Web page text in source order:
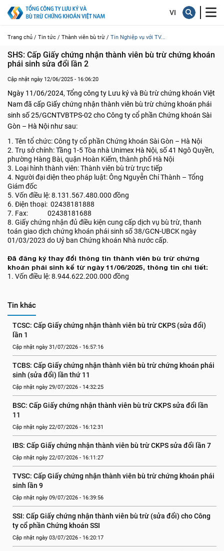
Trang chủ / Tin tức / Thành viên bù trừ / Tin Nghiệp vụ với TV...
SHS: Cấp Giấy chứng nhận thành viên bù trừ chứng khoán
phái sinh sửa đổi lần 2
Cập nhật ngày 12/06/2025 - 16:06:20
Ngày 11/06/2024, Tổng công ty Lưu ký và Bù trừ chứng khoán Việt
Nam đã cấp Giấy chứng nhận thành viên bù trừ chứng khoán phái
sinh số 25/GCNTVBTPS-02 cho Công ty cổ phần Chứng khoán Sài
Gòn – Hà Nội như sau:
1. Tên tổ chức: Công ty cổ phần Chứng khoán Sài Gòn – Hà Nội
2. Trụ sở chính: Tầng 1-5 Tòa nhà Unimex Hà Nội, số 41 Ngô Quyền,
phường Hàng Bài, quận Hoàn Kiếm, thành phố Hà Nội
3. Loại hình thành viên: Thành viên bù trừ trực tiếp
4. Người đại diện theo pháp luật: Ông Nguyễn Chí Thành – Tổng
Giám đốc
5. Vốn điều lệ: 8.131.567.480.000 đồng
6. Điện thoại: 02438181888
7. Fax: 02438181688
8. Giấy chứng nhận đủ điều kiện cung cấp dịch vụ bù trừ, thanh
toán giao dịch chứng khoán phái sinh số 38/GCN-UBCK ngày
01/03/2023 do Uỷ ban Chứng khoán Nhà nước cấp.
Đã đăng ký thay đổi thông tin thành viên bù trừ chứng
khoán phái sinh kể từ ngày 11/06/2025, thông tin chi tiết:
1. Vốn điều lệ: 8.944.622.200.000 đồng
Tin khác
TCSC: Cấp Giấy chứng nhận thành viên bù trừ CKPS (sửa đổi)
lần 1
Cập nhật ngày 31/07/2026 - 16:57:16
TCBS: Cấp Giấy chứng nhận thành viên bù trừ chứng khoán phái
sinh (sửa đổi) lần thứ 11
Cập nhật ngày 29/07/2026 - 14:32:25
BSC: Cấp Giấy chứng nhận thành viên bù trừ CKPS sửa đổi lần
11
Cập nhật ngày 22/07/2026 - 16:12:31
IBS: Cấp Giấy chứng nhận thành viên bù trừ CKPS sửa đổi lần 7
Cập nhật ngày 22/07/2026 - 16:11:27
TVSC: Cấp Giấy chứng nhận thành viên bù trừ chứng khoán phái
sinh lần 9
Cập nhật ngày 09/07/2026 - 16:39:56
SSI: Cấp Giấy chứng nhận thành viên bù trừ (sửa đổi) cho Công
ty cổ phần Chứng khoán SSI
Cập nhật ngày 03/07/2026 - 16:20:17